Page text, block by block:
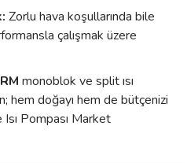
Zorlu hava koşullarında bile
çalışmak üzere
monoblok ve split ısı
hem doğayı hem de bütçenizi
Pompası Market